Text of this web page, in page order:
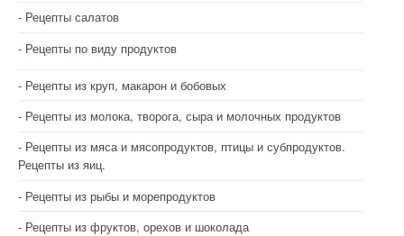
Рецепты салатов
Рецепты по виду продуктов
Рецепты из круп, макарон и бобовых
Рецепты из молока, творога, сыра и молочных продуктов
Рецепты из мяса и мясопродуктов, птицы и субпродуктов.
Рецепты из яиц.
Рецепты из рыбы и морепродуктов
Рецепты из фруктов, орехов и шоколада